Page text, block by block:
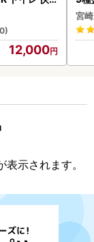
R〕
12,000
-
シ!!
宮
示されます。